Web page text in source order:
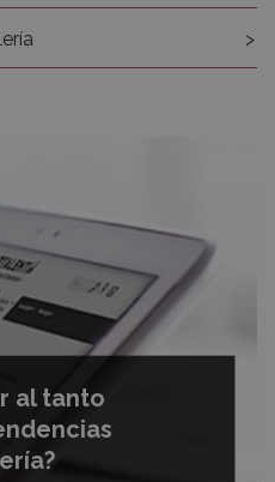
al tanto